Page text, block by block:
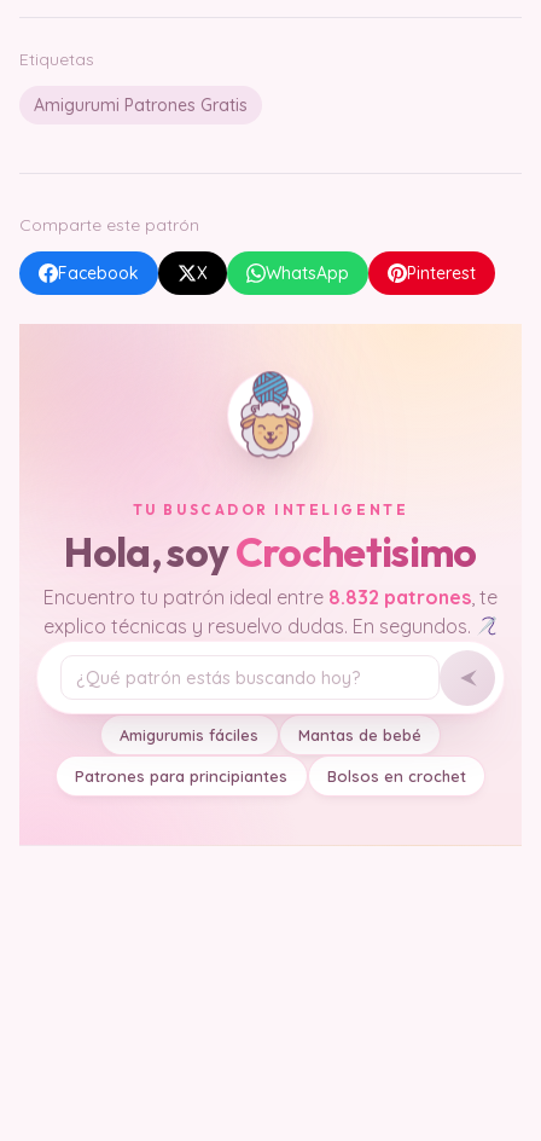
Etiquetas
Amigurumi Patrones Gratis
Comparte este patrón
Facebook X WhatsApp Pinterest
TU BUSCADOR INTELIGENTE
Hola, soyCrochetisimo
Encuentro tu patrón ideal entre 8.832 patrones, te
explico técnicas y resuelvo dudas. En segundos.
Tu pregunta
Amigurumis fáciles Mantas de bebé
Patrones para principiantes Bolsos en crochet